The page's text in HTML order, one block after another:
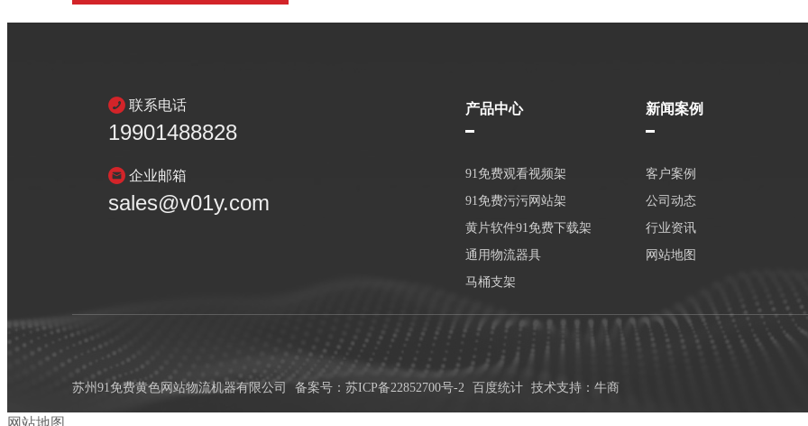
联系电话
19901488828
企业邮箱
sales@v01y.com
产品中心
91免费观看视频架
91免费污污网站架
黄片软件91免费下载架
通用物流器具
马桶支架
新闻案例
客户案例
公司动态
行业资讯
网站地图
苏州91免费黄色网站物流机器有限公司 备案号： 苏ICP备22852700号-2 百度统计 技术支持：牛商
网站地图